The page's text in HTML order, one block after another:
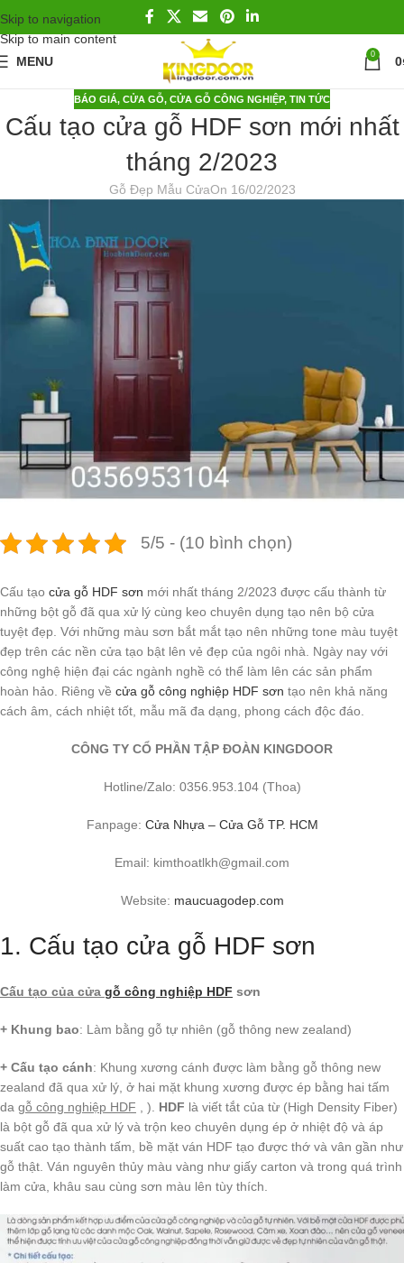
Skip to navigation
Skip to main content
MENU
0 0
BÁO GIÁ, CỬA GỖ, CỬA GỖ CÔNG NGHIỆP, TIN TỨC
Cấu tạo cửa gỗ HDF sơn mới nhất
tháng 2/2023
Gỗ Đẹp Mẫu CửaOn 16/02/2023
5/5 - (10 bình chọn)
Cấu tạo cửa gỗ HDF sơn mới nhất tháng 2/2023 được cấu thành từ
những bột gỗ đã qua xử lý cùng keo chuyên dụng tạo nên bộ cửa
tuyệt đẹp. Với những màu sơn bắt mắt tạo nên những tone màu tuyệt
đẹp trên các nền cửa tạo bật lên vẻ đẹp của ngôi nhà. Ngày nay với
công nghệ hiện đại các ngành nghề có thể làm lên các sản phẩm
hoàn hảo. Riêng về cửa gỗ công nghiệp HDF sơn tạo nên khả năng
cách âm, cách nhiệt tốt, mẫu mã đa dạng, phong cách độc đáo.
CÔNG TY CỔ PHẦN TẬP ĐOÀN KINGDOOR
Hotline/Zalo: 0356.953.104 (Thoa)
Fanpage: Cửa Nhựa – Cửa Gỗ TP. HCM
Email: kimthoatlkh@gmail.com
Website: maucuagodep.com
1. Cấu tạo cửa gỗ HDF sơn
Cấu tạo của cửa gỗ công nghiệp HDF sơn
+ Khung bao: Làm bằng gỗ tự nhiên (gỗ thông new zealand)
+ Cấu tạo cánh: Khung xương cánh được làm bằng gỗ thông new
zealand đã qua xử lý, ở hai mặt khung xương được ép bằng hai tấm
da gỗ công nghiệp HDF , ). HDF là viết tắt của từ (High Density Fiber)
là bột gỗ đã qua xử lý và trộn keo chuyên dụng ép ở nhiệt độ và áp
suất cao tạo thành tấm, bề mặt ván HDF tạo được thớ và vân gần như
gỗ thật. Ván nguyên thủy màu vàng như giấy carton và trong quá trình
làm cửa, khâu sau cùng sơn màu lên tùy thích.